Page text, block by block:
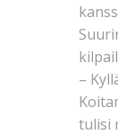
–
tulisi